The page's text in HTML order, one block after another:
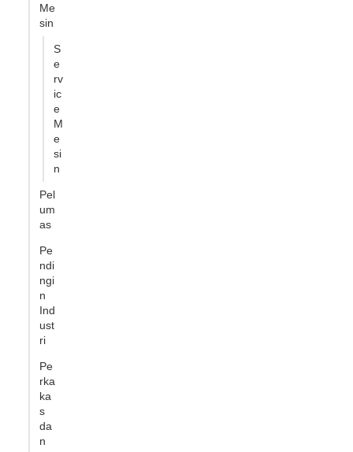
Me
sin
S
e
rv
ic
e
M
e
si
n
Pel
um
as
Pe
ndi
ngi
n
Ind
ust
ri
Pe
rka
ka
s
da
n